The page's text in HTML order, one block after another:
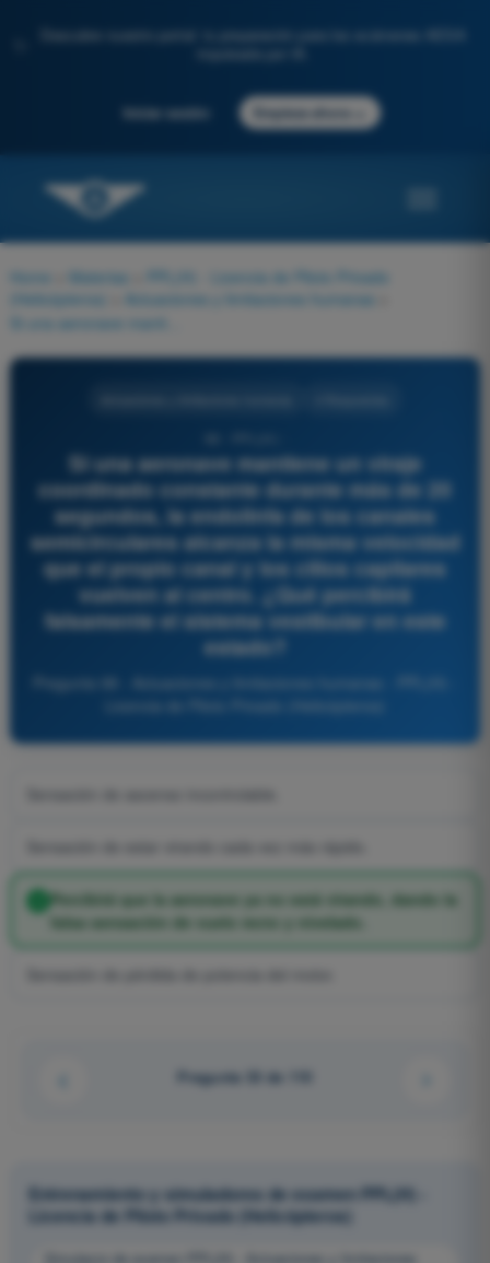
Descubre nuestro portal: tu preparación para los exámenes AESA
Iniciar sesión Empieza ahora
Home Materias
PPL(H) - Licencia de Piloto Privado
(Helicópteros)
Actuaciones y limitaciones humanas
Si una aeronave mantiene un viraje
coordinado constante durante más de 20
segundos, la endolinfa de los canales
semicirculares alcanza la misma velocidad
que el propio canal y los cilios capilares
vuelven al centro. ¿Qué percibirá
falsamente el sistema vestibular en este
estado?
Pregunta 98 - Actuaciones y limitaciones humanas - PPL(H) -
Percibirá que la aeronave ya no está virando, dando la
falsa sensación de vuelo recto y nivelado.
Pregunta 33 de 110
Entrenamiento y simuladores de examen PPL(H) -
Licencia de Piloto Privado (Helicópteros)
Simulacro de examen PPL(H) - Actuaciones y limitaciones